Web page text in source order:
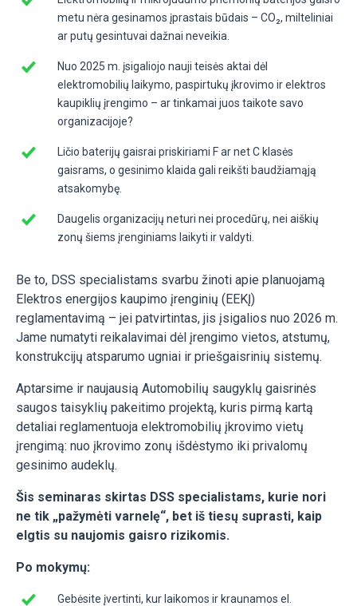
metu nėra gesinamos įprastais būdais – CO₂, milteliniai
ar putų gesintuvai dažnai neveikia.
Nuo 2025 m. įsigaliojo nauji teisės aktai dėl
elektromobilių laikymo, paspirtukų įkrovimo ir elektros
kaupiklių įrengimo – ar tinkamai juos taikote savo
organizacijoje?
Ličio baterijų gaisrai priskiriami F ar net C klasės
gaisrams, o gesinimo klaida gali reikšti baudžiamąją
atsakomybę.
Daugelis organizacijų neturi nei procedūrų, nei aiškių
zonų šiems įrenginiams laikyti ir valdyti.
Be to, DSS specialistams svarbu žinoti apie planuojamą
Elektros energijos kaupimo įrenginių (EEKĮ)
reglamentavimą – jei patvirtintas, jis įsigalios nuo 2026 m.
Jame numatyti reikalavimai dėl įrengimo vietos, atstumų,
konstrukcijų atsparumo ugniai ir priešgaisrinių sistemų.
Aptarsime ir naujausią Automobilių saugyklų gaisrinės
saugos taisyklių pakeitimo projektą, kuris pirmą kartą
detaliai reglamentuoja elektromobilių įkrovimo vietų
įrengimą: nuo įkrovimo zonų išdėstymo iki privalomų
gesinimo audeklų.
Šis seminaras skirtas DSS specialistams, kurie nori
ne tik „pažymėti varnelę“, bet iš tiesų suprasti, kaip
elgtis su naujomis gaisro rizikomis.
Po mokymų:
Gebėsite įvertinti, kur laikomos ir kraunamos el.